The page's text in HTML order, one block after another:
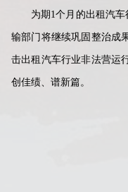
为期1个月的出租汽车行
输部门将继续巩固整治成
击出租汽车行业非法营运
创佳绩、谱新篇。